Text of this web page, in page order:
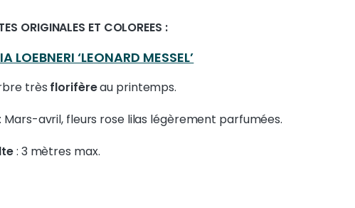
ORIGINALES ET COLOREES :
LOEBNERI ‘LEONARD MESSEL’
très florifèreau printemps.
Mars-avril, fleurs rose lilas légèrement parfumées.
: 3 mètres max.